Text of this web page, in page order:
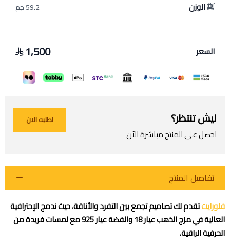
الوزن 59.2 جم
السعر 1,500
ليش تنتظر؟
احصل على المنتج مباشرة الآن
اطلبه الان
تفاصيل المنتج
فلورايتتقدم لك تصاميم تجمع بين التفرد والأناقة، حيث ندمج الإحترافية
العالية في مزج الذهب عيار 18 والفضة عيار 925 مع لمسات فريدة من
الحرفية الراقية.